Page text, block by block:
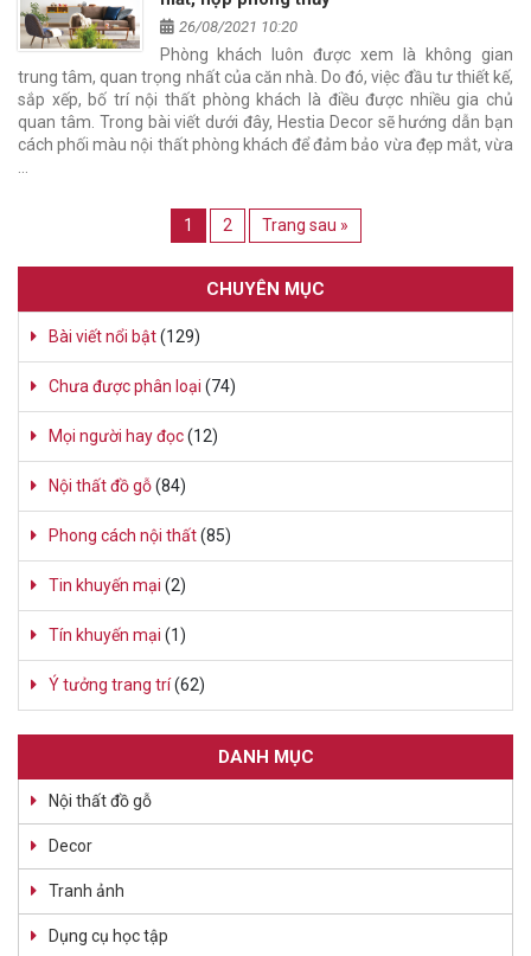
26/08/2021 10:20
Phòng khách luôn được xem là không gian
trung tâm, quan trọng nhất của căn nhà. Do đó, việc đầu tư thiết kế,
sắp xếp, bố trí nội thất phòng khách là điều được nhiều gia chủ
quan tâm. Trong bài viết dưới đây, Hestia Decor sẽ hướng dẫn bạn
cách phối màu nội thất phòng khách để đảm bảo vừa đẹp mắt, vừa
1 2 Trang sau »
CHUYÊN MỤC
Bài viết nổi bật(129)
Chưa được phân loại (74)
Mọi người hay đọc(12)
Nội thất đồ gỗ(84)
Phong cách nội thất(85)
Tin khuyến mại (2)
Tín khuyến mại (1)
Ý tưởng trang trí(62)
DANH MỤC
Nội thất đồ gỗ
Decor
Tranh ảnh
Dụng cụ học tập